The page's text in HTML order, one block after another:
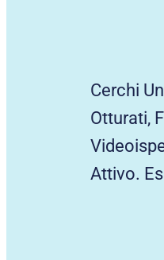
Cerchi
Otturati,
Attivo.